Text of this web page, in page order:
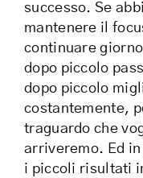
successo. Se
mantenere il
continuare
dopo piccolo
dopo piccolo
costantemente,
traguardo che
arriveremo. Ed
i piccoli risultati